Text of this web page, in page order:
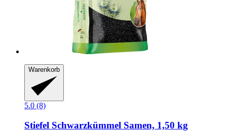
Warenkorb
5.0 (8)
Stiefel Schwarzkümmel Samen, 1,50 kg